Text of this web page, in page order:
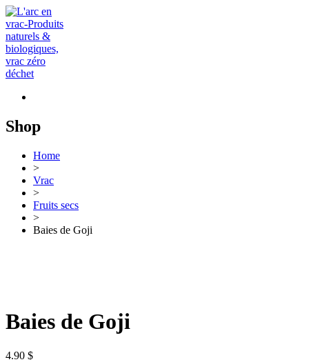
Shop
Home
>
Vrac
>
Fruits secs
>
Baies de Goji
Baies de Goji
4.90 $